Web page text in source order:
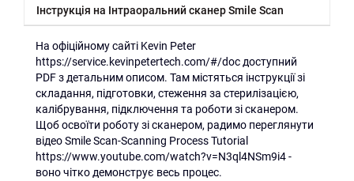
Інструкція на Інтраоральний сканер Smile Scan
На офіційному сайті Kevin Peter
https://service.kevinpetertech.com/#/doc доступний
PDF з детальним описом. Там містяться інструкції зі
складання, підготовки, стеження за стерилізацією,
калібрування, підключення та роботи зі сканером.
Щоб освоїти роботу зі сканером, радимо переглянути
відео Smile Scan-Scanning Process Tutorial
https://www.youtube.com/watch?v=N3ql4NSm9i4 -
воно чітко демонструє весь процес.